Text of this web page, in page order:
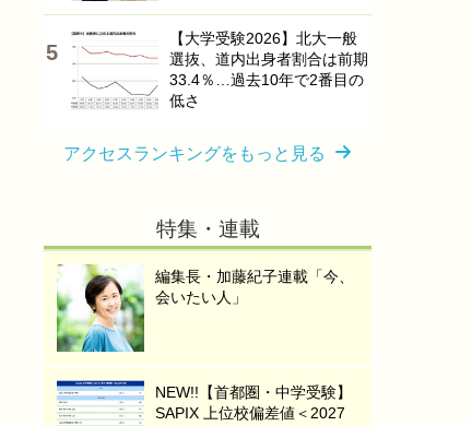
【大学受験2026】北大一般
選抜、道内出身者割合は前期
33.4％…過去10年で2番目の
低さ
アクセスランキングをもっと見る
特集・連載
編集長・加藤紀子連載「今、
会いたい人」
NEW!!【首都圏・中学受験】
SAPIX 上位校偏差値＜2027